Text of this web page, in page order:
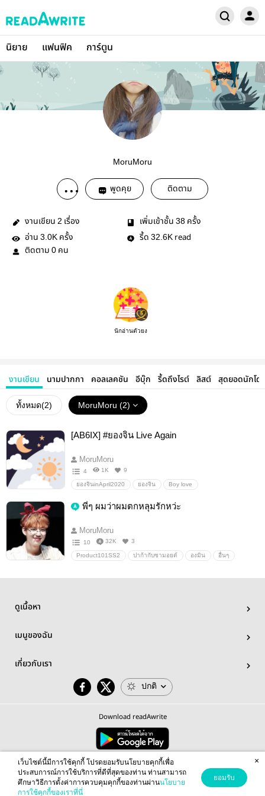
นิยาย แฟนฟิค การ์ตูน
MoruMoru
พูดคุย ติดตาม
งานเขียน 2 เรื่อง เพิ่มเข้าชั้น 38 ครั้ง
อ่าน 3.0K ครั้ง รี้ด 32.6K read
ติดตาม 0 คน
นักอ่านตัวยง
งานเขียน นามปากกา คอลเลคชัน อีบุ๊ก รี้ดถึงไรต์ ลิสต์ สุดยอดนักโด
ทั้งหมด(2) MoruMoru (2)
[AB6IX] #ยองจิน Live Again
MoruMoru
4 1K 9
ยองจินinApril2020 ยองจิน Boy love
พี่ๆ ผมว่าผมตกหลุมรักหว่ะ
MoruMoru
10 32K 3
Product101SS2 ปาก้ากับซามอยด์ องมิน อื่นๆ
ดูเนื้อหา
เมนูของฉัน
เกี่ยวกับเรา
ปกติ
Download readAwrite
© 2026 readAwrite.com by MEB Corporation Public Company Limited
This site is protected by reCAPTCHA and the Google Privacy Policy Terms of Serviceapply.
เว็บไซต์นี้มีการใช้คุกกี้ โปรดยอมรับนโยบายคุกกี้เพื่อ
ประสบการณ์การใช้บริการที่ดีที่สุดของท่าน ท่านสามารถ
ศึกษาวิธีการตั้งค่าการควบคุมคุกกี้ของท่านผ่านนโยบาย
การใช้คุกกี้ของเราที่นี่
ยอมรับ
×